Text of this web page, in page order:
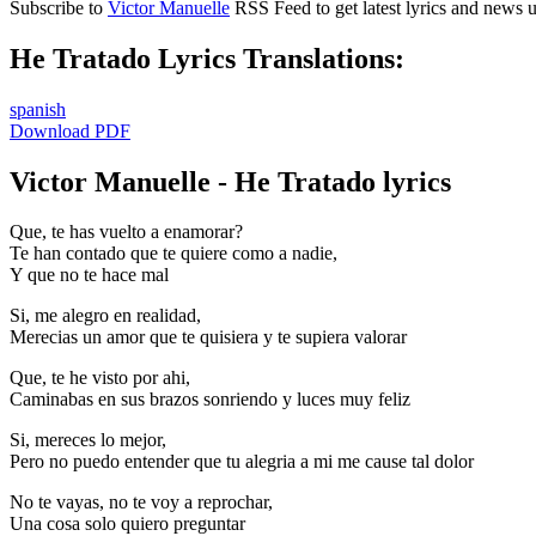
Subscribe to Victor Manuelle RSS Feed to get latest lyrics and news
He Tratado Lyrics Translations:
spanish
Download PDF
Victor Manuelle - He Tratado lyrics
Que, te has vuelto a enamorar?
Te han contado que te quiere como a nadie,
Y que no te hace mal
Si, me alegro en realidad,
Merecias un amor que te quisiera y te supiera valorar
Que, te he visto por ahi,
Caminabas en sus brazos sonriendo y luces muy feliz
Si, mereces lo mejor,
Pero no puedo entender que tu alegria a mi me cause tal dolor
No te vayas, no te voy a reprochar,
Una cosa solo quiero preguntar